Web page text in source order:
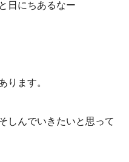
日にちあるなー
ります。
しんでいきたいと思って